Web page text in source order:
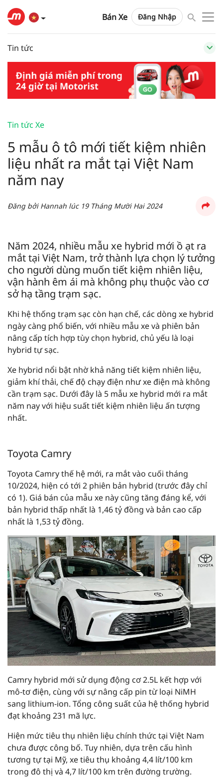
Bán Xe Đăng Nhập
Tin tức
Tin tức Xe
5 mẫu ô tô mới tiết kiệm nhiên
liệu nhất ra mắt tại Việt Nam
năm nay
Đăng bởi Hannah lúc 19 Tháng Mười Hai 2024
Năm 2024, nhiều mẫu xe hybrid mới ồ ạt ra
mắt tại Việt Nam, trở thành lựa chọn lý tưởng
cho người dùng muốn tiết kiệm nhiên liệu,
vận hành êm ái mà không phụ thuộc vào cơ
sở hạ tầng trạm sạc.
Khi hệ thống trạm sạc còn hạn chế, các dòng xe hybrid
ngày càng phổ biến, với nhiều mẫu xe và phiên bản
nâng cấp tích hợp tùy chọn hybrid, chủ yếu là loại
hybrid tự sạc.
Xe hybrid nổi bật nhờ khả năng tiết kiệm nhiên liệu,
giảm khí thải, chế độ chạy điện như xe điện mà không
cần trạm sạc. Dưới đây là 5 mẫu xe hybrid mới ra mắt
năm nay với hiệu suất tiết kiệm nhiên liệu ấn tượng
nhất.
Toyota Camry
Toyota Camry thế hệ mới, ra mắt vào cuối tháng
10/2024, hiện có tới 2 phiên bản hybrid (trước đây chỉ
có 1). Giá bán của mẫu xe này cũng tăng đáng kể, với
bản hybrid thấp nhất là 1,46 tỷ đồng và bản cao cấp
nhất là 1,53 tỷ đồng.
Camry hybrid mới sử dụng động cơ 2.5L kết hợp với
mô-tơ điện, cùng với sự nâng cấp pin từ loại NiMH
sang lithium-ion. Tổng công suất của hệ thống hybrid
đạt khoảng 231 mã lực.
Hiện mức tiêu thụ nhiên liệu chính thức tại Việt Nam
chưa được công bố. Tuy nhiên, dựa trên cấu hình
tương tự tại Mỹ, xe tiêu thụ khoảng 4,4 lít/100 km
trong đô thị và 4,7 lít/100 km trên đường trường.